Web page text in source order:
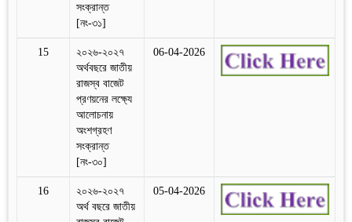
সংক্রান্ত
[নং-৩১]
15
২০২৬-২০২৭
অর্থবছরে জাতীয়
রাজস্ব বাজেট
প্রণয়নের লক্ষ্যে
আলোচনায়
অংশগ্রহণ
সংক্রান্ত
[নং-৩০]
06-04-2026
16
২০২৬-২০২৭
অর্থ বছরে জাতীয়
05-04-2026